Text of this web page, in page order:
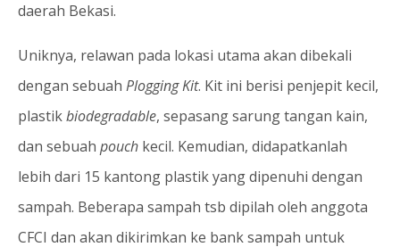
daerah Bekasi.
Uniknya, relawan pada lokasi utama akan dibekali
dengan sebuah Plogging Kit. Kit ini berisi penjepit kecil,
plastikbiodegradable, sepasang sarung tangan kain,
dan sebuah pouch kecil. Kemudian, didapatkanlah
lebih dari 15 kantong plastik yang dipenuhi dengan
sampah. Beberapa sampah tsb dipilah oleh anggota
CFCI dan akan dikirimkan ke bank sampah untuk